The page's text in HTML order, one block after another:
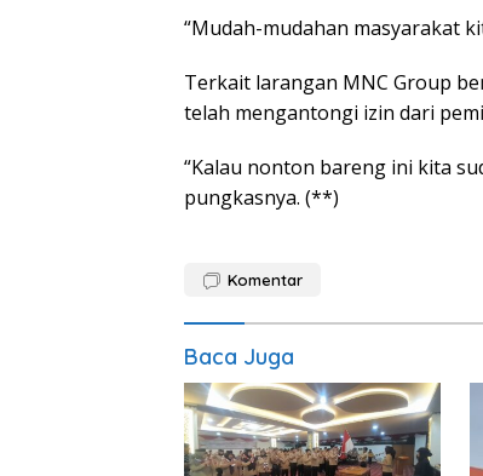
“Mudah-mudahan masyarakat
Terkait larangan MNC Group
telah mengantongi izin dari
“Kalau nonton bareng ini kita
pungkasnya. (**)
Komentar
Baca Juga